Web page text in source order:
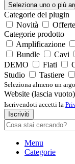
Seleziona uno o più
Categorie del plugin
Novità
Offerte
Categorie prodotto
Amplificazione
Bundle
Cavi
DEMO
Fiati
Studio
Tastiere
Seleziona almeno un
Website (lascia vuoto)
Iscrivendoti accetti la
Iscriviti
Menu
Categorie